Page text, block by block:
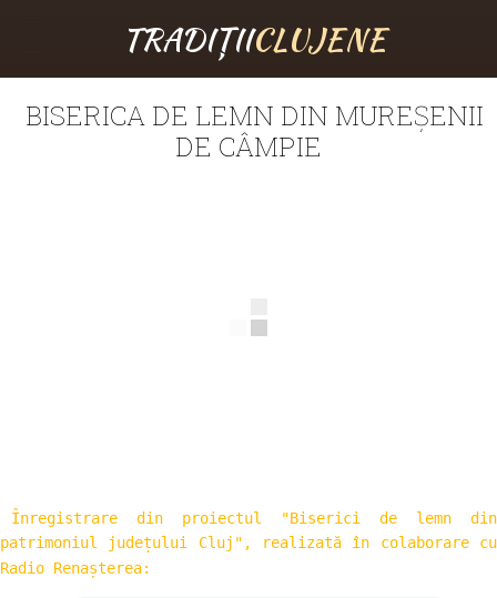
TRADIȚIICLUJENE
BISERICA DE LEMN DIN MUREȘENII
DE CÂMPIE
Înregistrare din proiectul "Biserici de lemn din
patrimoniul județului Cluj", realizată în colaborare cu
Radio Renașterea: